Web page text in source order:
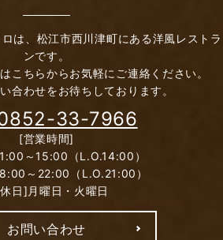
は、松江市西川津町にある洋風レストラ
ンです。
こちらからお気軽にご連絡ください。
合わせをお待ちしております。
33-7966
[営業時間]
～15:00（L.O.14:00）
～22:00（L.O.21:00）
日]月曜日・火曜日
お問い合わせ